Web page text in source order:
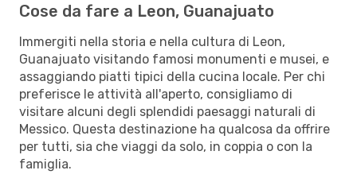
Cose da fare a Leon, Guanajuato
Immergiti nella storia e nella cultura di Leon,
Guanajuato visitando famosi monumenti e musei, e
assaggiando piatti tipici della cucina locale. Per chi
preferisce le attività all'aperto, consigliamo di
visitare alcuni degli splendidi paesaggi naturali di
Messico. Questa destinazione ha qualcosa da offrire
per tutti, sia che viaggi da solo, in coppia o con la
famiglia.